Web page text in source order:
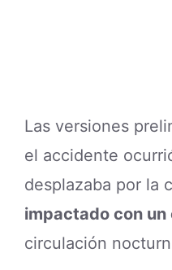
Las versiones
el accidente
desplazaba por la
impactado con un
circulación